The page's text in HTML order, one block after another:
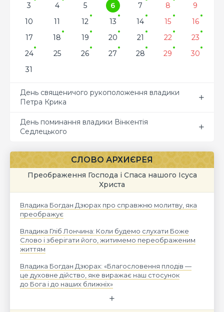
3
4 5 6 7 8
9
10
11 12 13 14 15
16
17
18 19 20 21 22
23
24
25 26 27 28 29
30
31
День священичого рукоположення владики
Петра Крика
День поминання владики Вінкентія
Седлецького
СЛОВО АРХИЄРЕЯ
Преображення Господа і Спаса нашого Ісуса
Христа
Владика Богдан Дзюрах про справжню молитву, яка
преображує
Владика Гліб Лончина: Коли будемо слухати Боже
Слово і зберігати його, житимемо переображеним
життям
Владика Богдан Дзюрах: «Благословення плодів —
це духовне дійство, яке виражає наш стосунок
до Бога і до наших ближніх»